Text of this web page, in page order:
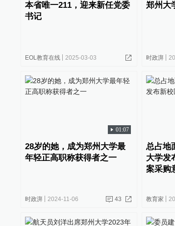
本省唯一211，迎来新任党委
书记
EOL教育在线 2025-03-03
郑州大
时政湃
01:07
28岁的她，成为郑州大学最
年轻正高职称获得者之一
时政湃 2024-11-06 43
总占地
大学发
案采购
教育家